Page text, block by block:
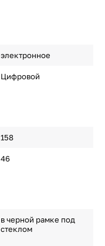
электронное
Цифровой
158
46
в черной рамке под
стеклом